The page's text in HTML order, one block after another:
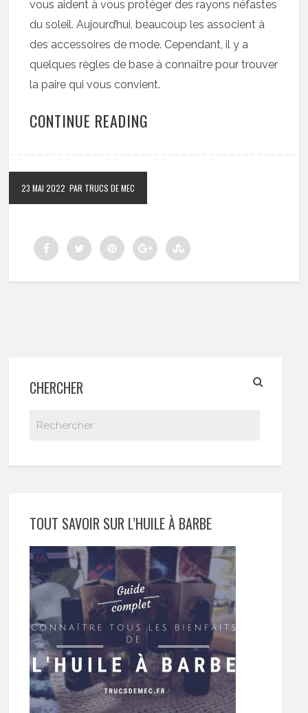
vous aident à vous protéger des rayons néfastes
du soleil. Aujourd’hui, beaucoup les associent à
des accessoires de mode. Cependant, il y a
quelques règles de base à connaître pour trouver
la paire qui vous convient.
CONTINUE READING
23 MAI 2022 PAR TRUCS DE MEC
CHERCHER
TOUT SAVOIR SUR L’HUILE À BARBE